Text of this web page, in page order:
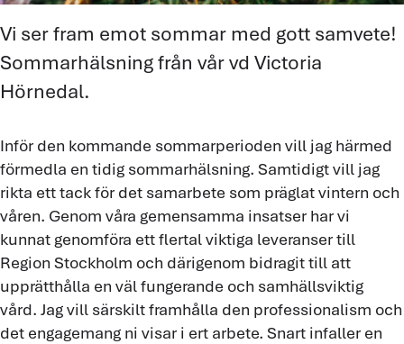
Vi ser fram emot sommar med gott samvete!
Sommarhälsning från vår vd Victoria
Hörnedal.
Inför den kommande sommarperioden vill jag härmed
förmedla en tidig sommarhälsning. Samtidigt vill jag
rikta ett tack för det samarbete som präglat vintern och
våren. Genom våra gemensamma insatser har vi
kunnat genomföra ett flertal viktiga leveranser till
Region Stockholm och därigenom bidragit till att
upprätthålla en väl fungerande och samhällsviktig
vård. Jag vill särskilt framhålla den professionalism och
det engagemang ni visar i ert arbete. Snart infaller en